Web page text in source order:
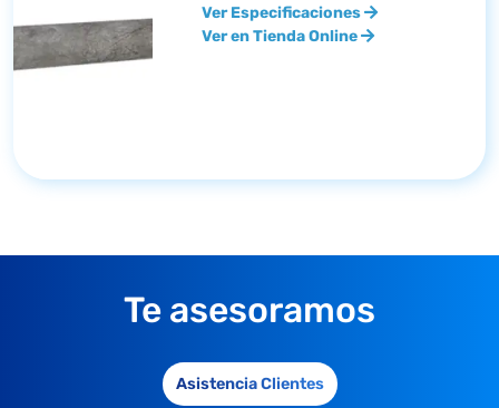
Ver Especificaciones
Ver en Tienda Online
Te asesoramos
Asistencia Clientes